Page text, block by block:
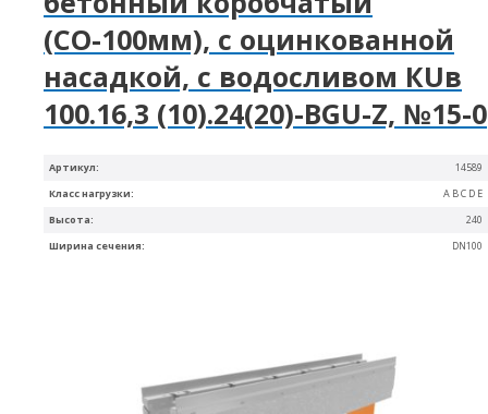
Артикул: 14589
Ширина сечения: DN100
Высота: 240
Класс нагрузки: A B C D E
(СО-100мм), с оцинкованной
насадкой, с водосливом КUв
100.16,3 (10).24(20)-BGU-Z, №15-0